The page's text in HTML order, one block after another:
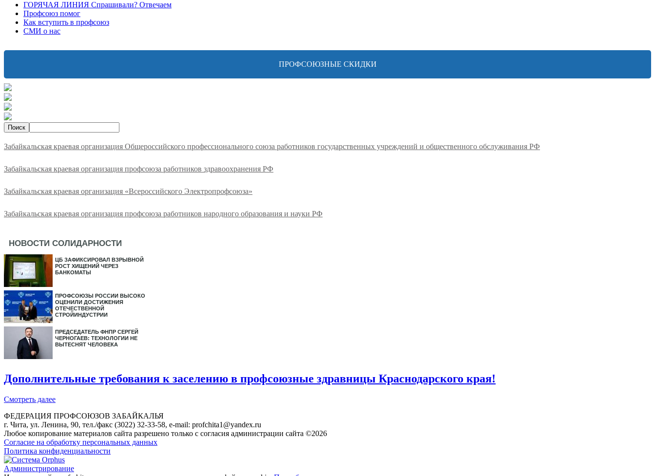
ГОРЯЧАЯ ЛИНИЯ Спрашивали? Отвечаем
Профсоюз помог
Как вступить в профсоюз
СМИ о нас
ПРОФСОЮЗНЫЕ СКИДКИ
Забайкальская краевая организация Общероссийского профессионального союза работников государственных учреждений и общественного обслуживания РФ
Забайкальская краевая организация профсоюза работников здравоохранения РФ
Забайкальская краевая организация «Всероссийского Электропрофсоюза»
Забайкальская краевая организация профсоюза работников народного образования и науки РФ
НОВОСТИ СОЛИДАРНОСТИ
ЦБ ЗАФИКСИРОВАЛ ВЗРЫВНОЙ
РОСТ ХИЩЕНИЙ ЧЕРЕЗ
БАНКОМАТЫ
ПРОФСОЮЗЫ РОССИИ ВЫСОКО
ОЦЕНИЛИ ДОСТИЖЕНИЯ
ОТЕЧЕСТВЕННОЙ
СТРОЙИНДУСТРИИ
ПРЕДСЕДАТЕЛЬ ФНПР СЕРГЕЙ
ЧЕРНОГАЕВ: ТЕХНОЛОГИИ НЕ
ВЫТЕСНЯТ ЧЕЛОВЕКА
Дополнительные требования к заселению в профсоюзные здравницы Краснодарского края!
Смотреть далее
ФЕДЕРАЦИЯ ПРОФСОЮЗОВ ЗАБАЙКАЛЬЯ
г. Чита, ул. Ленина, 90, тел./факс (3022) 32-33-58, e-mail: profchita1@yandex.ru
Любое копирование материалов сайта разрешено только с согласия администрации сайта ©2026
Согласие на обработку персональных данных
Политика конфиденциальности
Администрирование